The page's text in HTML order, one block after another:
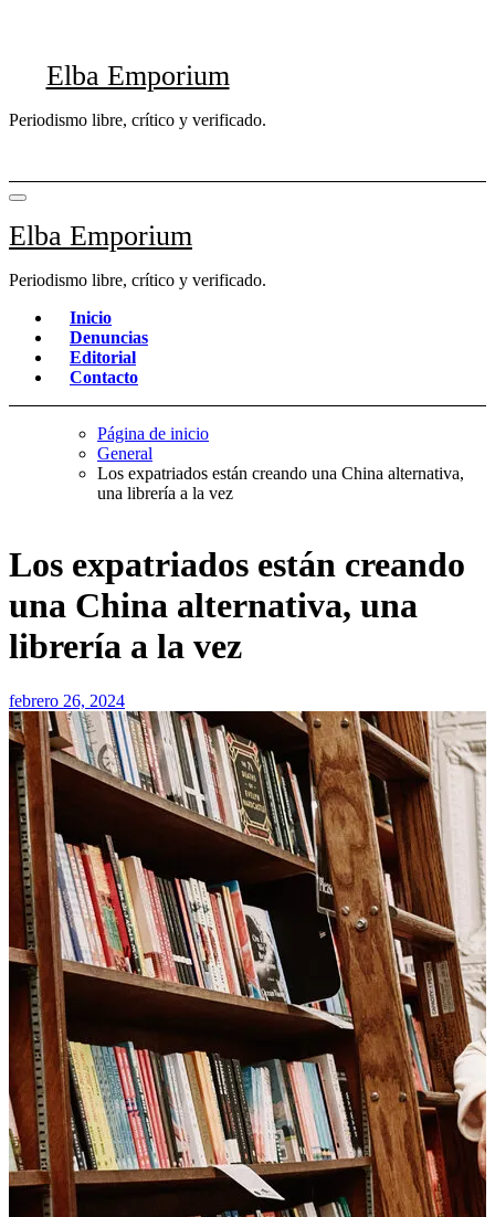
Elba Emporium
Periodismo libre, crítico y verificado.
Elba Emporium
Periodismo libre, crítico y verificado.
Inicio
Denuncias
Editorial
Contacto
Página de inicio
General
Los expatriados están creando una China alternativa,
una librería a la vez
Los expatriados están creando
una China alternativa, una
librería a la vez
febrero 26, 2024